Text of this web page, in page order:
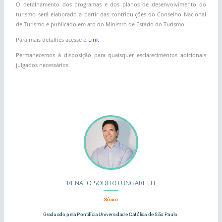
O detalhamento dos programas e dos planos de desenvolvimento do
turismo será elaborado a partir das contribuições do Conselho Nacional
de Turismo e publicado em ato do Ministro de Estado do Turismo.
Para mais detalhes acesse o Link
Permanecemos à disposição para quaisquer esclarecimentos adicionais
julgados necessários.
RENATO SODERO UNGARETTI
Sócio
Graduado pela Pontifícia Universidade Católica de São Paulo.